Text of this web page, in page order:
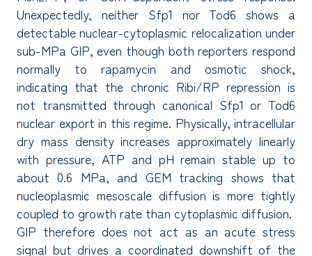
Unexpectedly, neither Sfp1 nor Tod6 shows a
detectable nuclear-cytoplasmic relocalization under
sub-MPa GIP, even though both reporters respond
normally to rapamycin and osmotic shock,
indicating that the chronic Ribi/RP repression is
not transmitted through canonical Sfp1 or Tod6
nuclear export in this regime. Physically, intracellular
dry mass density increases approximately linearly
with pressure, ATP and pH remain stable up to
about 0.6 MPa, and GEM tracking shows that
nucleoplasmic mesoscale diffusion is more tightly
coupled to growth rate than cytoplasmic diffusion.
GIP therefore does not act as an acute stress
signal but drives a coordinated downshift of the